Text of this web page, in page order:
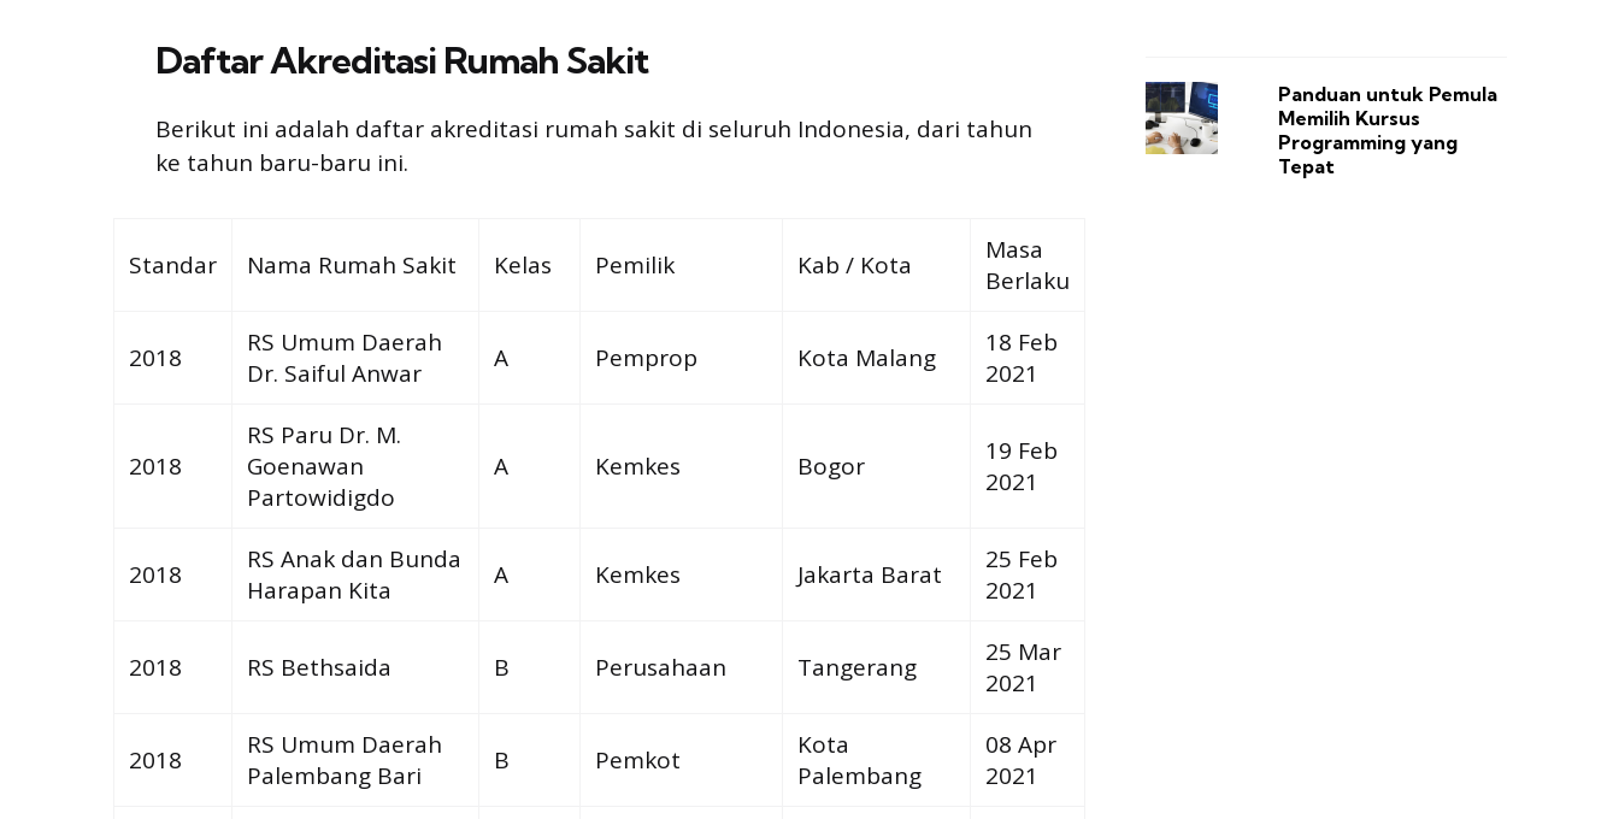
Daftar Akreditasi Rumah Sakit
Berikut ini adalah daftar akreditasi rumah sakit di seluruh Indonesia, dari tahun
ke tahun baru-baru ini.
Standar Nama Rumah Sakit Kelas Pemilik Kab / Kota
Masa
Berlaku
2018
RS Umum Daerah
Dr. Saiful Anwar
A Pemprop Kota Malang
18 Feb
2021
2018
RS Paru Dr. M.
Goenawan
Partowidigdo
A Kemkes Bogor
19 Feb
2021
2018
RS Anak dan Bunda
Harapan Kita
A Kemkes Jakarta Barat
25 Feb
2021
2018 RS Bethsaida B Perusahaan Tangerang
25 Mar
2021
2018
RS Umum Daerah
Palembang Bari
B Pemkot
Kota
Palembang
08 Apr
2021
Panduan untuk Pemula
Memilih Kursus
Programming yang
Tepat